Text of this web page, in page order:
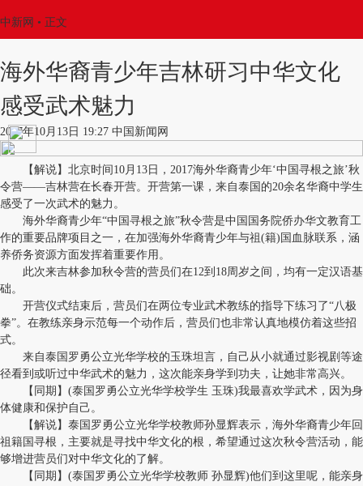
中新网 • 正文
海外华裔青少年吉林研习中华文化
感受武术魅力
2017年10月13日 19:27 中国新闻网
【解说】北京时间10月13日，2017海外华裔青少年‘中国寻根之旅’秋
令营——吉林营在长春开营。开营第一课，来自泰国的20余名华裔中学生
感受了一次武术的魅力。
海外华裔青少年“中国寻根之旅”秋令营是中国国务院侨办华文教育工
作的重要品牌项目之一，在加强海外华裔青少年与祖(籍)国血脉联系，涵
养侨务资源方面发挥着重要作用。
此次来吉林参加秋令营的营员们在12到18周岁之间，均有一定汉语基
础。
开营仪式结束后，营员们在两位专业武术教练的指导下练习了“八极
拳”。在教练亲身示范每一个动作后，营员们也非常认真地模仿着这些招
式。
来自泰国罗勇公立光华学校的玉珠坦言，自己从小就通过影视剧等途
径看到或听过中华武术的魅力，这次能亲身学到功夫，让她非常高兴。
【同期】(泰国罗勇公立光华学校学生 玉珠)我最喜欢学武术，因为身
体健康和保护自己。
【解说】泰国罗勇公立光华学校教师孙显辉表示，海外华裔青少年回
祖籍国寻根，主要就是寻找中华文化的根，希望通过这次秋令营活动，能
够增进营员们对中华文化的了解。
【同期】(泰国罗勇公立光华学校教师 孙显辉)他们到这里呢，能亲身